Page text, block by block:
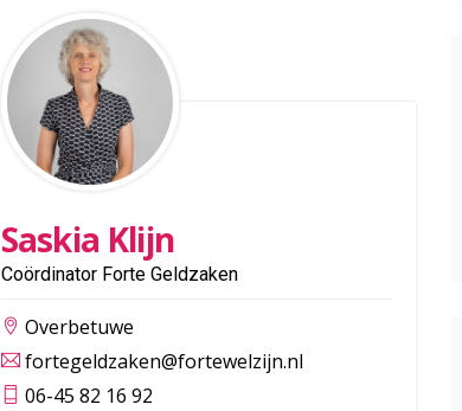
Saskia Klijn
Coördinator Forte Geldzaken
Overbetuwe
fortegeldzaken@fortewelzijn.nl
06-45 82 16 92